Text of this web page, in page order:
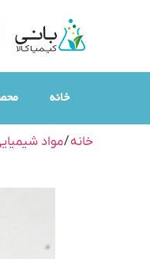
خانه
خانه/مواد